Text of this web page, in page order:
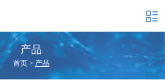
产品
首页> 产品